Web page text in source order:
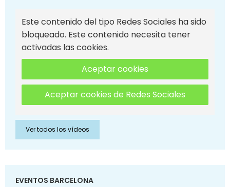
Este contenido del tipo Redes Sociales ha sido
bloqueado. Este contenido necesita tener
activadas las cookies.
Aceptar cookies
Aceptar cookies de Redes Sociales
Ver todos los vídeos
EVENTOS BARCELONA